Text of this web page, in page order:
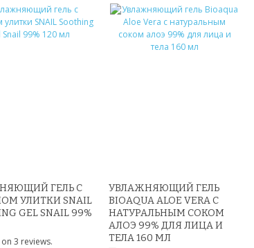
ГЕЛЬ С
УЛИТКИ SNAIL
GEL SNAIL 99%
УВЛАЖНЯЮЩИЙ ГЕЛЬ
BIOAQUA ALOE VERA С
НАТУРАЛЬНЫМ СОКОМ
АЛОЭ 99% ДЛЯ ЛИЦА И
ТЕЛА 160 МЛ